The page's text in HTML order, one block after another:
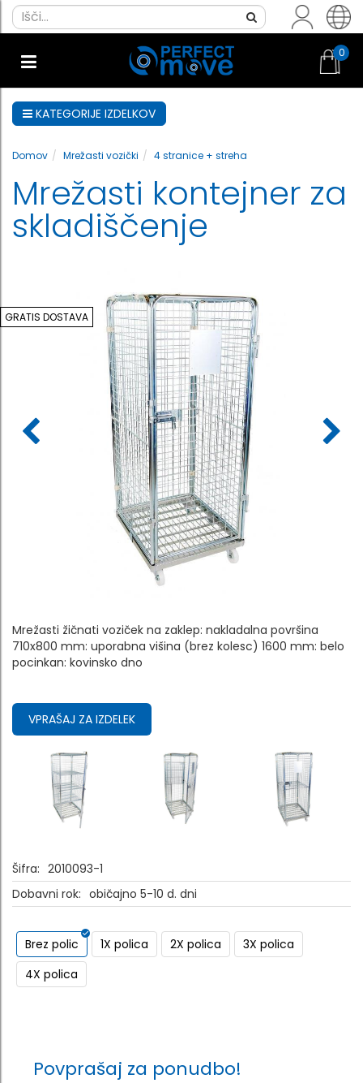
0
KATEGORIJE IZDELKOV
Domov Mrežasti vozički 4 stranice + streha
Mrežasti kontejner za
skladiščenje
GRATIS DOSTAVA
Mrežasti žičnati voziček na zaklep: nakladalna površina
710x800 mm: uporabna višina (brez kolesc) 1600 mm: belo
pocinkan: kovinsko dno
VPRAŠAJ ZA IZDELEK
Šifra: 2010093-1
Dobavni rok: običajno 5-10 d. dni
Brez polic 1X polica 2X polica
3X polica
4X polica
Povprašaj za ponudbo!